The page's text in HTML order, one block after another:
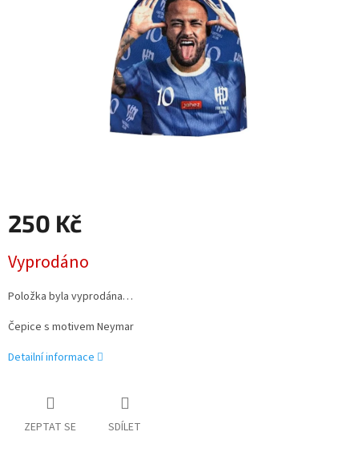
250 Kč
cena:
Vyprodáno
Položka byla vyprodána…
Čepice s motivem Neymar
Detailní informace
ZEPTAT SE SDÍLET